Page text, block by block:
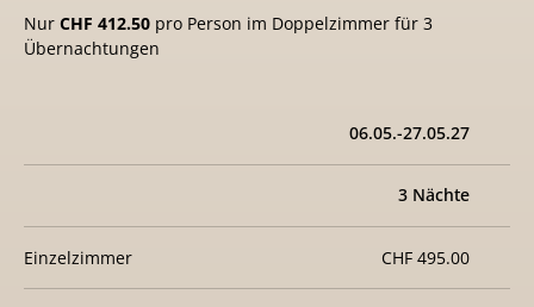
Nur CHF 412.50 pro Person im Doppelzimmer für 3
Übernachtungen
06.05.-27.05.27
3 Nächte
Einzelzimmer CHF 495.00